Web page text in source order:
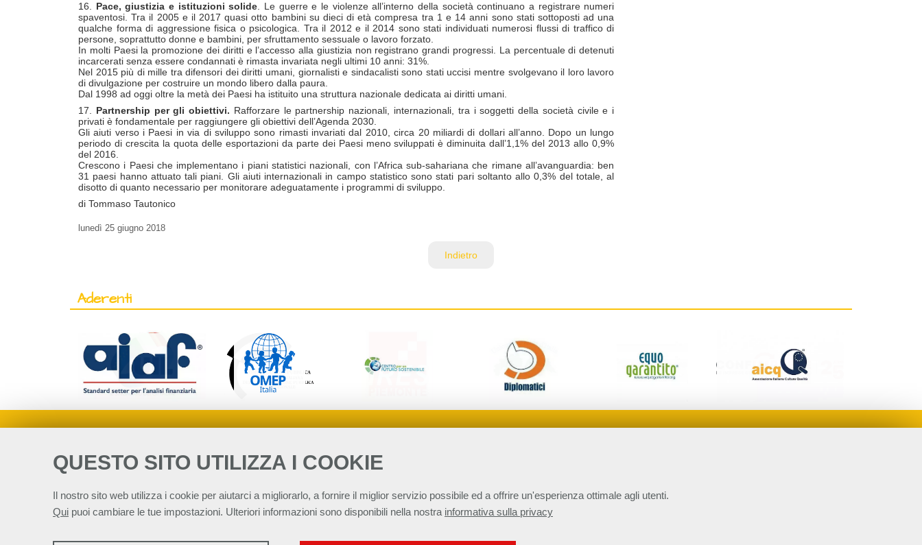
QUESTO SITO UTILIZZA I COOKIE
Il nostro sito web utilizza i cookie per aiutarci a migliorarlo, a fornire il miglior servizio possibile ed a offrire un'esperienza ottimale agli utenti.
Qui puoi cambiare le tue impostazioni. Ulteriori informazioni sono disponibili nella nostra informativa sulla privacy
16. Pace, giustizia e istituzioni solide . Le guerre e le violenze all’interno della società continuano a registrare numeri
spaventosi. Tra il 2005 e il 2017 quasi otto bambini su dieci di età compresa tra 1 e 14 anni sono stati sottoposti ad una
qualche forma di aggressione fisica o psicologica. Tra il 2012 e il 2014 sono stati individuati numerosi flussi di traffico di
persone, soprattutto donne e bambini, per sfruttamento sessuale o lavoro forzato.
In molti Paesi la promozione dei diritti e l’accesso alla giustizia non registrano grandi progressi. La percentuale di detenuti
incarcerati senza essere condannati è rimasta invariata negli ultimi 10 anni: 31%.
Nel 2015 più di mille tra difensori dei diritti umani, giornalisti e sindacalisti sono stati uccisi mentre svolgevano il loro lavoro
di divulgazione per costruire un mondo libero dalla paura.
Dal 1998 ad oggi oltre la metà dei Paesi ha istituito una struttura nazionale dedicata ai diritti umani.
17. Partnership per gli obiettivi. Rafforzare le partnership nazionali, internazionali, tra i soggetti della società civile e i
privati è fondamentale per raggiungere gli obiettivi dell’Agenda 2030.
Gli aiuti verso i Paesi in via di sviluppo sono rimasti invariati dal 2010, circa 20 miliardi di dollari all’anno. Dopo un lungo
periodo di crescita la quota delle esportazioni da parte dei Paesi meno sviluppati è diminuita dall’1,1% del 2013 allo 0,9%
del 2016.
Crescono i Paesi che implementano i piani statistici nazionali, con l’Africa sub-sahariana che rimane all’avanguardia: ben
31 paesi hanno attuato tali piani. Gli aiuti internazionali in campo statistico sono stati pari soltanto allo 0,3% del totale, al
disotto di quanto necessario per monitorare adeguatamente i programmi di sviluppo.
di Tommaso Tautonico
lunedì 25 giugno 2018
Indietro
Aderenti